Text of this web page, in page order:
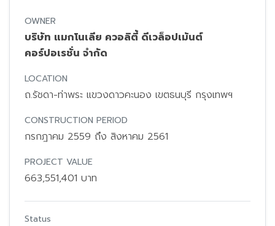
OWNER
บริษัท แมกโนเลีย ควอลิตี้ ดีเวล็อปเม้นต์
คอร์ปอเรชั่น จำกัด
LOCATION
ถ.รัชดา-ท่าพระ แขวงดาวคะนอง เขตธนบุรี กรุงเทพฯ
CONSTRUCTION PERIOD
กรกฎาคม 2559 ถึง สิงหาคม 2561
PROJECT VALUE
663,551,401 บาท
Status